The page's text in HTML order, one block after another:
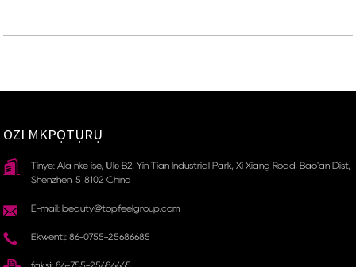
OZI MKPỌTỤRỤ
Tinye: Ala nke ise, Ụlọ B2, Yin Tian Industrial Park, Xi Xiang Road, Bao'an Dist,
Shenzhen, 518102 China
E-mail: beauty@topfeelgroup.com
Ekwentị: 86-0755-25686685